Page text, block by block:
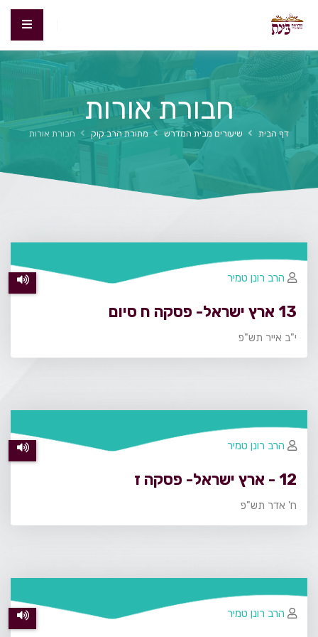
חבורת אורות
דף הבית שיעורים מבית המדרש מתורת הרב קוק חבורת אורות
13 ארץ ישראל- פסקה ח סיום
י"ב אייר תש"פ
הרב רונן טמיר
12 - ארץ ישראל- פסקה ז
ח' אדר תש"פ
הרב רונן טמיר
הרב רונן טמיר